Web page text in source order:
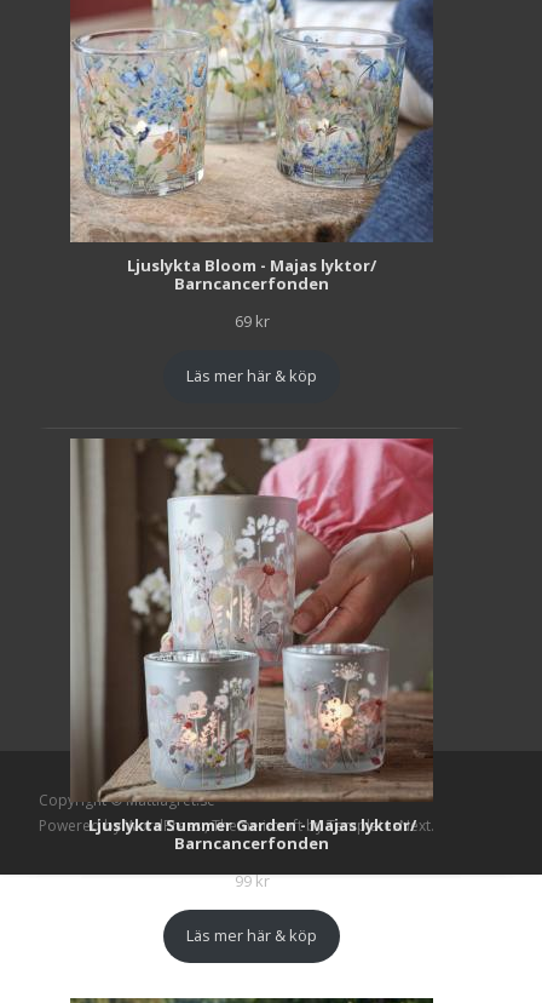
Ljuslykta Bloom - Majas lyktor/
Barncancerfonden
69 kr
Läs mer här & köp
Ljuslykta Summer Garden - Majas lyktor/
Barncancerfonden
99kr
Läs mer här & köp
Copyright © Mattlagret.se
Powered by WordPress, Themei-craftby TemplatesNext.